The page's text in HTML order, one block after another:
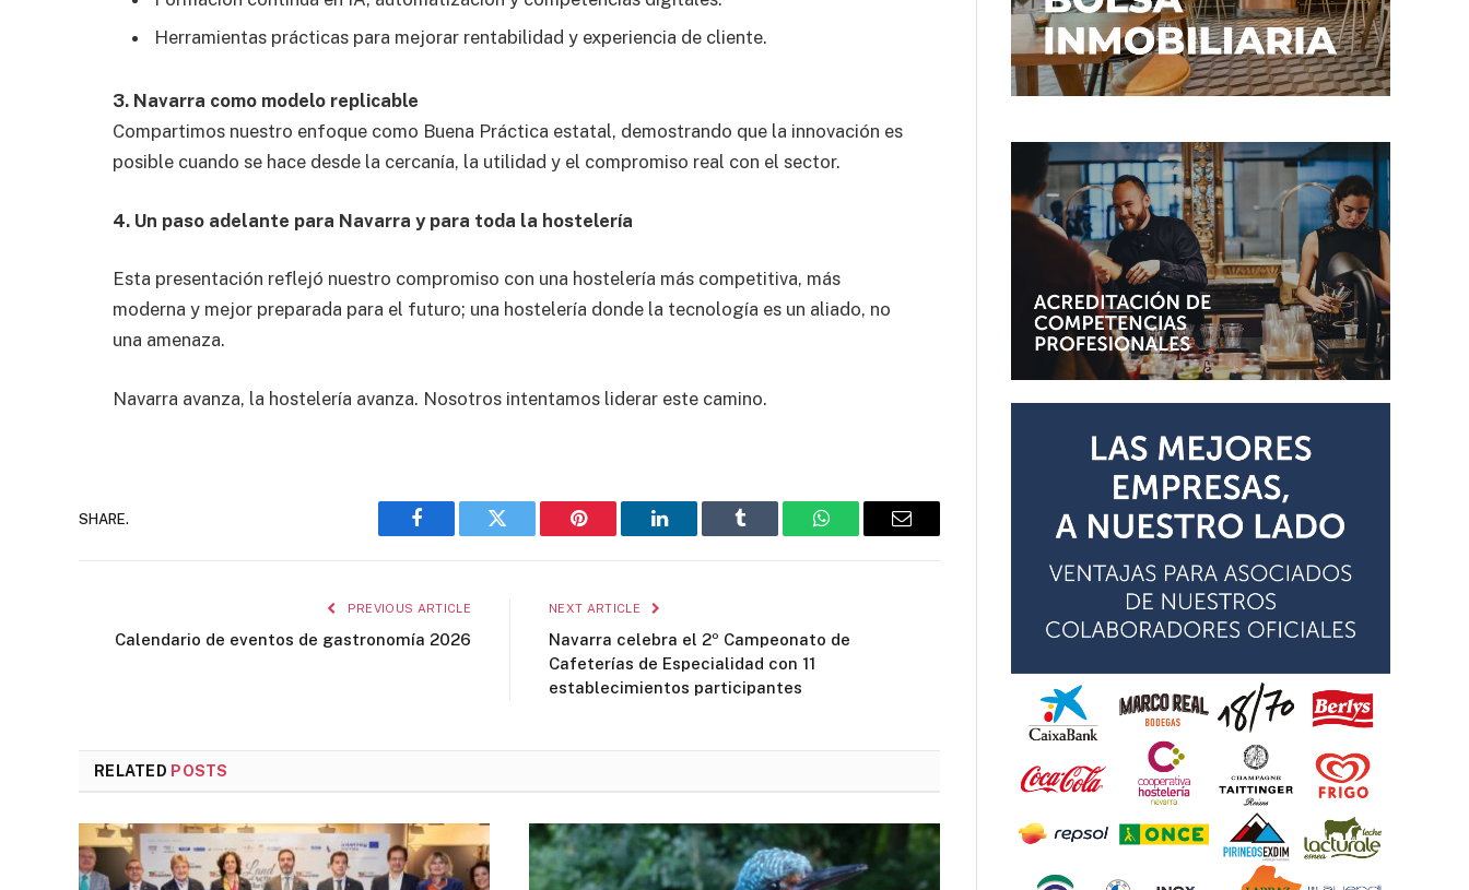
Herramientas prácticas para mejorar rentabilidad y experiencia de cliente.
3. Navarra como modelo replicable
Compartimos nuestro enfoque como Buena Práctica estatal, demostrando que la innovación es
posible cuando se hace desde la cercanía, la utilidad y el compromiso real con el sector.
4. Un paso adelante para Navarra y para toda la hostelería
Esta presentación reflejó nuestro compromiso con una hostelería más competitiva, más
moderna y mejor preparada para el futuro; una hostelería donde la tecnología es un aliado, no
una amenaza.
Navarra avanza, la hostelería avanza. Nosotros intentamos liderar este camino.
SHARE.
Facebook Twitter Pinterest LinkedIn Tumblr WhatsAppEmail
PREVIOUS ARTICLE
Calendario de eventos de gastronomía 2026
NEXT ARTICLE
Navarra celebra el 2º Campeonato de
Cafeterías de Especialidad con 11
establecimientos participantes
RELATED POSTS